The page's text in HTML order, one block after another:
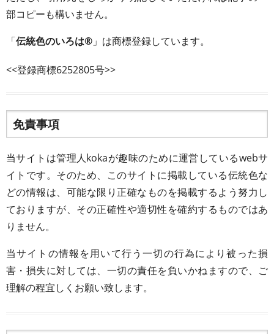
部コピーも構いません。
「伝統色のいろは® 」は商標登録しています。
<<登録商標6252805号>>
免責事項
当サイトは管理人kokaが趣味のために運営しているwebサ
イトです。そのため、このサイトに掲載している伝統色な
どの情報は、可能な限り正確なものを掲載するよう努力し
ておりますが、その正確性や適切性を確約するものではあ
りません。
当サイトの情報を用いて行う一切の行為により被った損
害・損失に対しては、一切の責任を負いかねますので、ご
理解の程宜しくお願い致します。